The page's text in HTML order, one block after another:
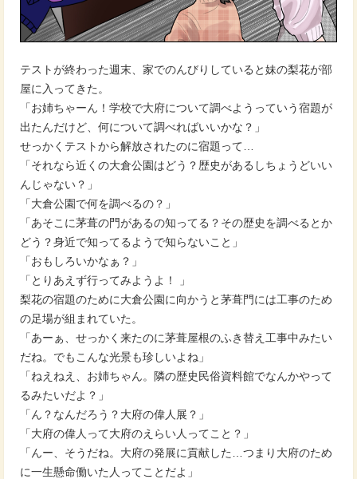
テストが終わった週末、家でのんびりしていると妹の梨花が部
屋に入ってきた。
「お姉ちゃーん！学校で大府について調べようっていう宿題が
出たんだけど、何について調べればいいかな？」
せっかくテストから解放されたのに宿題って…
「それなら近くの大倉公園はどう？歴史があるしちょうどいい
んじゃない？」
「大倉公園で何を調べるの？」
「あそこに茅葺の門があるの知ってる？その歴史を調べるとか
どう？身近で知ってるようで知らないこと」
「おもしろいかなぁ？」
「とりあえず行ってみようよ！ 」
梨花の宿題のために大倉公園に向かうと茅葺門には工事のため
の足場が組まれていた。
「あーぁ、せっかく来たのに茅葺屋根のふき替え工事中みたい
だね。でもこんな光景も珍しいよね」
「ねえねえ、お姉ちゃん。隣の歴史民俗資料館でなんかやって
るみたいだよ？」
「ん？なんだろう？大府の偉人展？」
「大府の偉人って大府のえらい人ってこと？」
「んー、そうだね。大府の発展に貢献した…つまり大府のため
に一生懸命働いた人ってことだよ」